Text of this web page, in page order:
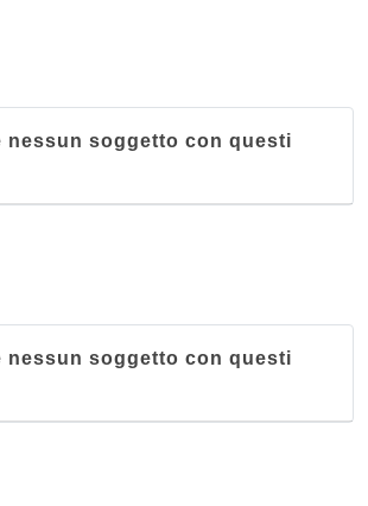
nessun soggetto con questi
nessun soggetto con questi